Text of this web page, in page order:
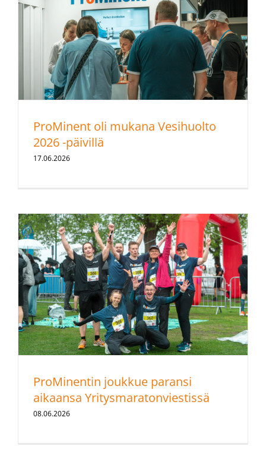
ProMinent oli mukana Vesihuolto
2026 -päivillä
17.06.2026
ProMinentin joukkue paransi
aikaansa Yritysmaratonviestissä
08.06.2026